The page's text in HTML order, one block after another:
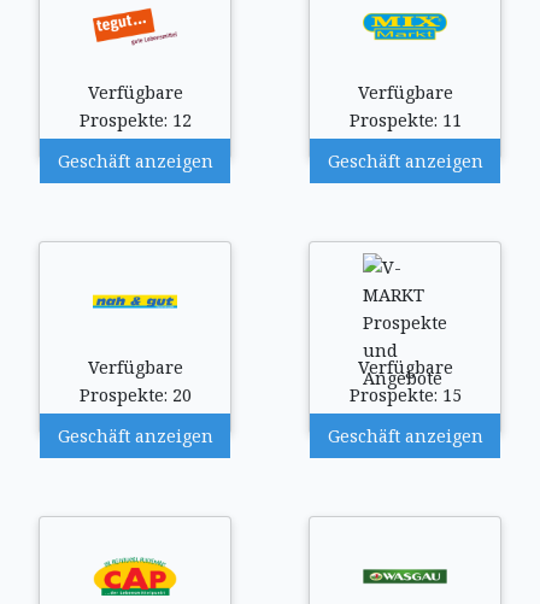
Verfügbare
Prospekte: 12
Geschäft anzeigen
Verfügbare
Prospekte: 11
Geschäft anzeigen
Verfügbare
Prospekte: 20
Geschäft anzeigen
Verfügbare
Prospekte: 15
Geschäft anzeigen